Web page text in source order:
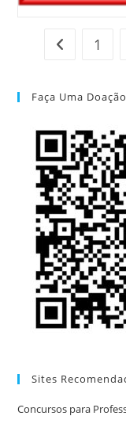
Ir para a
1
Faça Uma
Sites
Concursos para